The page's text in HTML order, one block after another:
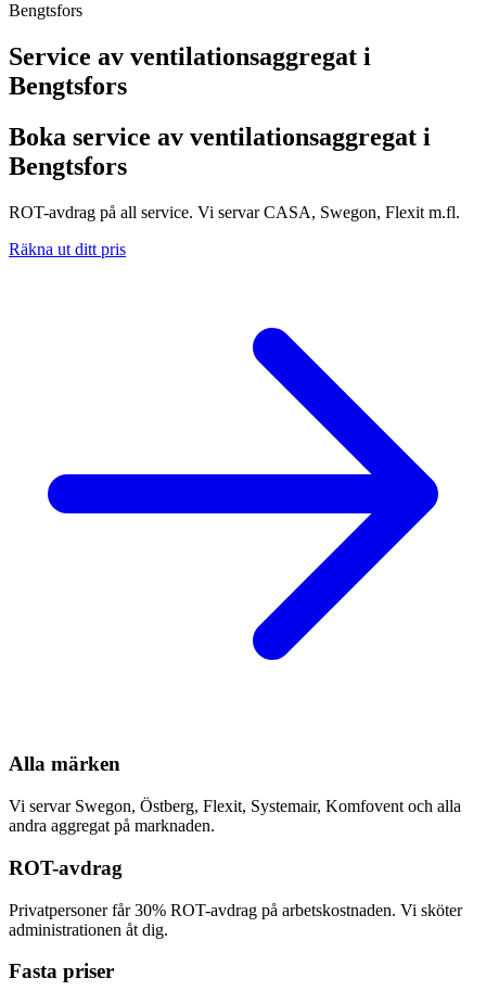
Bengtsfors
Service av ventilationsaggregat i
Bengtsfors
Boka service av ventilationsaggregat i
Bengtsfors
ROT-avdrag på all service. Vi servar CASA, Swegon, Flexit m.fl.
Räkna ut ditt pris
Alla märken
Vi servar Swegon, Östberg, Flexit, Systemair, Komfovent och alla
andra aggregat på marknaden.
ROT-avdrag
Privatpersoner får 30% ROT-avdrag på arbetskostnaden. Vi sköter
administrationen åt dig.
Fasta priser